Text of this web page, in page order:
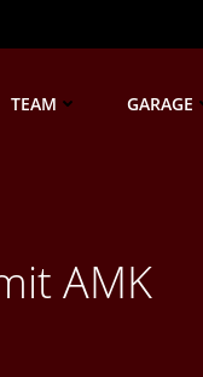
TEAM GARAGE
AMK